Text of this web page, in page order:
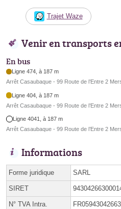
Trajet Waze
Venir en transports
En bus
Ligne 474, à 187 m
Arrêt Casaubaque - 99 Route de l’Entre 2
Ligne 404, à 187 m
Arrêt Casaubaque - 99 Route de l’Entre 2
Ligne 4041, à 187 m
Arrêt Casaubaque - 99 Route de l’Entre 2
Informations
Forme juridique SARL
SIRET
N° TVA Intra. FR05943042663